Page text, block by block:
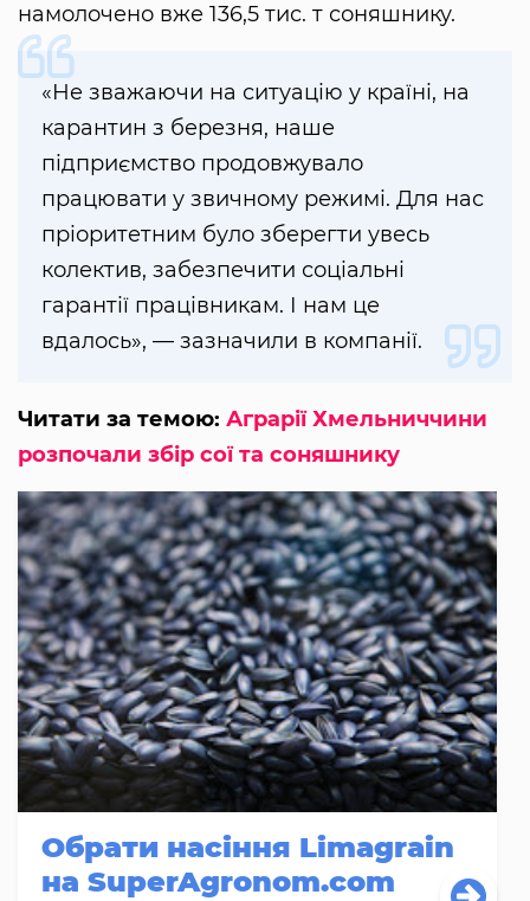
намолочено вже 136,5 тис. т соняшнику.
«Не зважаючи на ситуацію у країні, на
карантин з березня, наше
підприємство продовжувало
працювати у звичному режимі. Для нас
пріоритетним було зберегти увесь
колектив, забезпечити соціальні
гарантії працівникам. І нам це
вдалось», — зазначили в компанії.
Читати за темою: Аграрії Хмельниччини
розпочали збір сої та соняшнику
Обрати насіння Limagrain
на SuperAgronom.com